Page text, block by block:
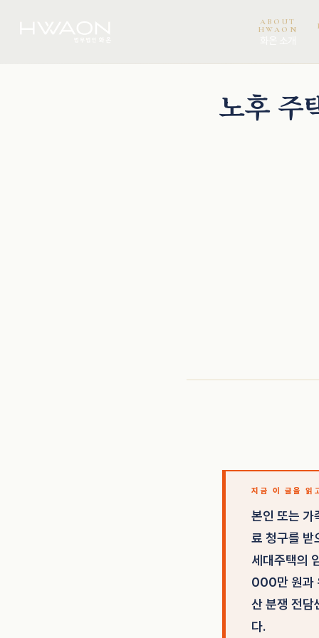
ABOUT
HWAON
노후 주
지금 이 글을 읽
본인 또는 가
료 청구를 받
세대주택의
000만 원과
산 분쟁 전담
다.